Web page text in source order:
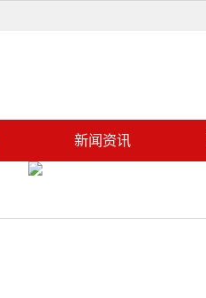
新闻资讯